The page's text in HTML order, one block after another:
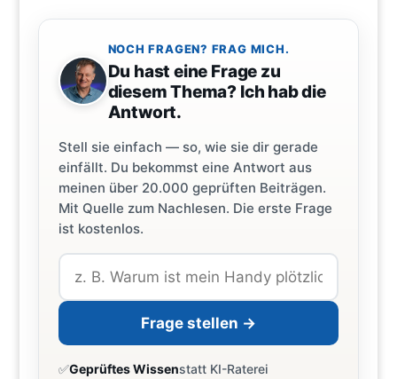
NOCH FRAGEN? FRAG MICH.
Du hast eine Frage zu
diesem Thema? Ich hab die
Antwort.
Stell sie einfach — so, wie sie dir gerade
einfällt. Du bekommst eine Antwort aus
meinen über 20.000 geprüften Beiträgen.
Mit Quelle zum Nachlesen. Die erste Frage
ist kostenlos.
Frage stellen →
✅Geprüftes Wissenstatt KI-Raterei